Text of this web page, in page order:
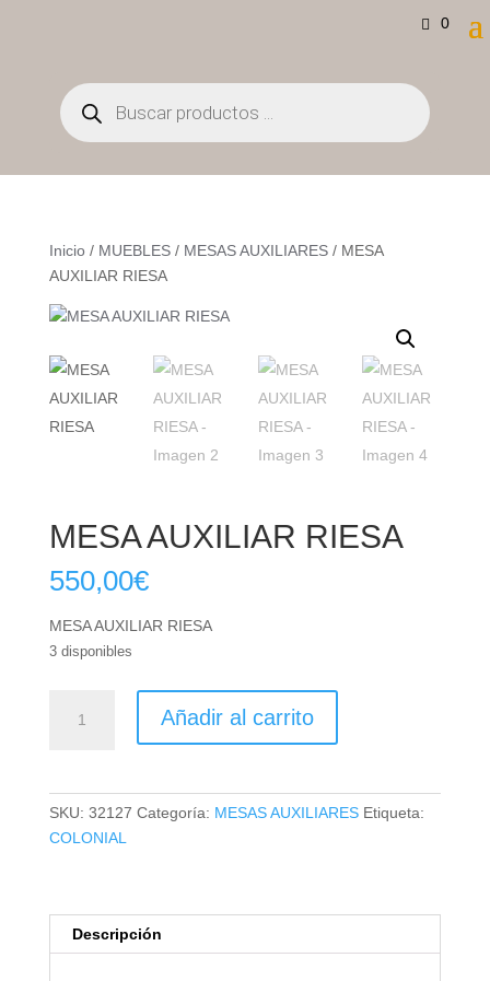
0
Búsqueda
de
productos
Inicio/ MUEBLES/ MESAS AUXILIARES/ MESA
AUXILIAR RIESA
MESA AUXILIAR RIESA
550,00€
MESA AUXILIAR RIESA
3 disponibles
AUXILIAR
Añadir al carrito
SKU: 32127 Categoría: MESAS AUXILIARES Etiqueta:
COLONIAL
Descripción